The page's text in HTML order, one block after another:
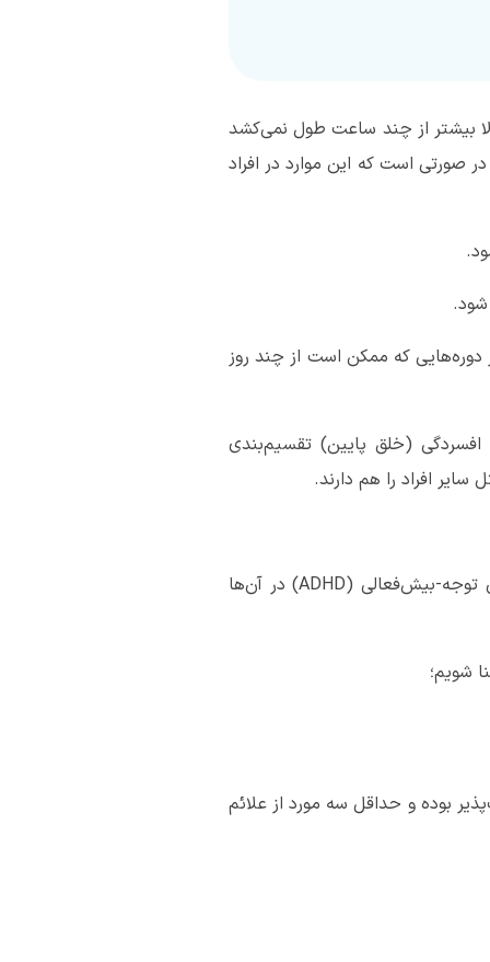
بیشتر از چند ساعت طول نمی‌کشد
صورتی است که این موارد در افراد
شود.
که ممکن است از چند روز
(خلق پایین) تقسیم‌بندی
افراد را هم دارند.
افرادی که اختلال دوقطبی دارند، احتمال ابتلا به سایر اختلالات روان از جمله؛ اختلالات اضطرابی و نقص توجه-بیش‌فعالی (ADHD) در آن‌ها
شویم؛
بوده و حداقل سه مورد از علائم